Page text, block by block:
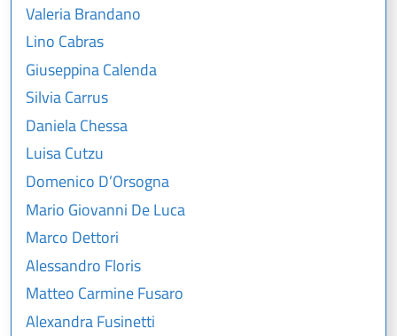
Valeria Brandano
Lino Cabras
Giuseppina Calenda
Silvia Carrus
Daniela Chessa
Luisa Cutzu
Domenico D’Orsogna
Mario Giovanni De Luca
Marco Dettori
Alessandro Floris
Matteo Carmine Fusaro
Alexandra Fusinetti